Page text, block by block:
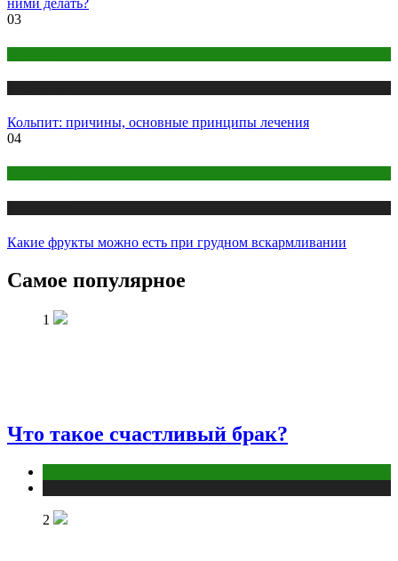
03
Кольпит: причины, основные принципы лечения
04
Какие фрукты можно есть при грудном вскармливании
Самое популярное
1
Что такое счастливый брак?
2